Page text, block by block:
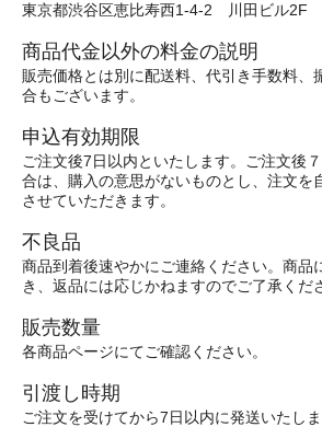
東京都渋谷区恵比寿西1-4-2 川田ビル2F
商品代金以外の料金の説明
販売価格とは別に配送料、代引き手数料、
合もございます。
申込有効期限
ご注文後7日以内といたします。ご注文後
合は、購入の意思がないものとし、注文を
させていただきます。
不良品
商品到着後速やかにご連絡ください。商品
き、返品には応じかねますのでご了承くだ
販売数量
各商品ページにてご確認ください。
引渡し時期
ご注文を受けてから7日以内に発送いたしま